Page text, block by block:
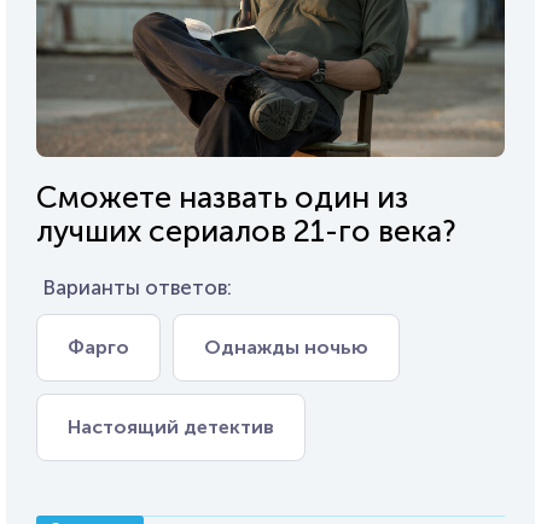
Сможете назвать один из
лучших сериалов 21-го века?
Варианты ответов:
Фарго Однажды ночью
Настоящий детектив